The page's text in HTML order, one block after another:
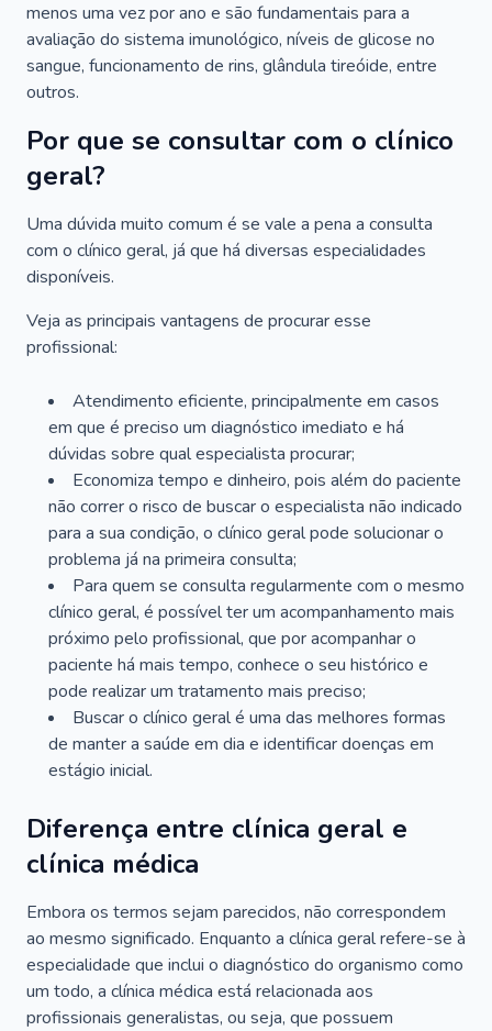
menos uma vez por ano e são fundamentais para a
avaliação do sistema imunológico, níveis de glicose no
sangue, funcionamento de rins, glândula tireóide, entre
outros.
Por que se consultar com o clínico
geral?
Uma dúvida muito comum é se vale a pena a consulta
com o clínico geral, já que há diversas especialidades
disponíveis.
Veja as principais vantagens de procurar esse
profissional:
Atendimento eficiente, principalmente em casos
em que é preciso um diagnóstico imediato e há
dúvidas sobre qual especialista procurar;
Economiza tempo e dinheiro, pois além do paciente
não correr o risco de buscar o especialista não indicado
para a sua condição, o clínico geral pode solucionar o
problema já na primeira consulta;
Para quem se consulta regularmente com o mesmo
clínico geral, é possível ter um acompanhamento mais
próximo pelo profissional, que por acompanhar o
paciente há mais tempo, conhece o seu histórico e
pode realizar um tratamento mais preciso;
Buscar o clínico geral é uma das melhores formas
de manter a saúde em dia e identificar doenças em
estágio inicial.
Diferença entre clínica geral e
clínica médica
Embora os termos sejam parecidos, não correspondem
ao mesmo significado. Enquanto a clínica geral refere-se à
especialidade que inclui o diagnóstico do organismo como
um todo, a clínica médica está relacionada aos
profissionais generalistas, ou seja, que possuem